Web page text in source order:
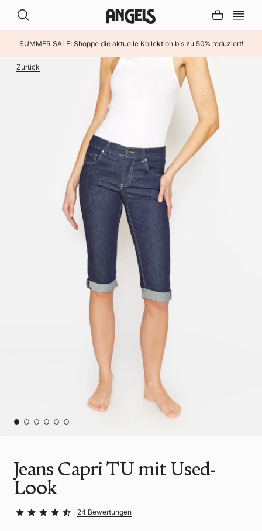
SUMMER SALE: Shoppe die aktuelle Kollektion bis zu 50% reduziert!
Zurück
Jeans Capri TU mit Used-
Look
24 Bewertungen